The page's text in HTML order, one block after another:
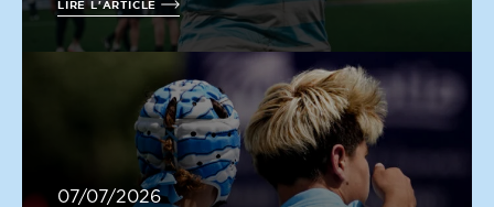
LIRE L'ARTICLE
07/07/2026